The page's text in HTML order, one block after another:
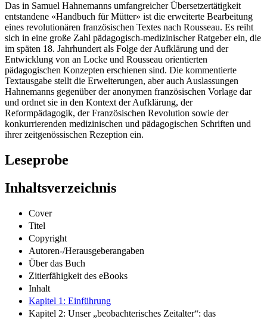
Das in Samuel Hahnemanns umfangreicher Übersetzertätigkeit
entstandene «Handbuch für Mütter» ist die erweiterte Bearbeitung
eines revolutionären französischen Textes nach Rousseau. Es reiht
sich in eine große Zahl pädagogisch-medizinischer Ratgeber ein, die
im späten 18. Jahrhundert als Folge der Aufklärung und der
Entwicklung von an Locke und Rousseau orientierten
pädagogischen Konzepten erschienen sind. Die kommentierte
Textausgabe stellt die Erweiterungen, aber auch Auslassungen
Hahnemanns gegenüber der anonymen französischen Vorlage dar
und ordnet sie in den Kontext der Aufklärung, der
Reformpädagogik, der Französischen Revolution sowie der
konkurrierenden medizinischen und pädagogischen Schriften und
ihrer zeitgenössischen Rezeption ein.
Leseprobe
Inhaltsverzeichnis
Cover
Titel
Copyright
Autoren-/Herausgeberangaben
Über das Buch
Zitierfähigkeit des eBooks
Inhalt
Kapitel 1: Einführung
Kapitel 2: Unser „beobachterisches Zeitalter“: das